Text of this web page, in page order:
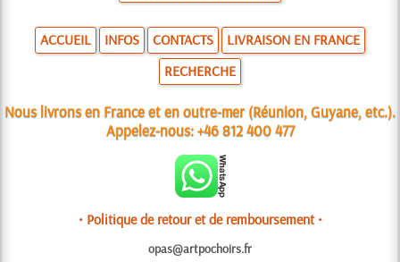
ACCUEIL INFOS CONTACTS
LIVRAISON EN FRANCE
RECHERCHE
Nous livrons en France et en outre-mer (Réunion, Guyane, etc.).
Appelez-nous:+46 812 400 477
• Politique de retour et de remboursement •
opas@artpochoirs.fr